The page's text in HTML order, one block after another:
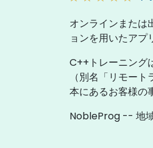
オンラインまたは
ョンを用いたアプ
C++トレーニング
（別名「リモー
本にあるお客様の
NobleProg -- 地